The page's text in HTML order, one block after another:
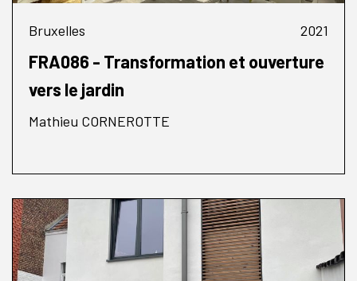
Bruxelles 2021
FRA086 - Transformation et ouverture
vers le jardin
Mathieu CORNEROTTE